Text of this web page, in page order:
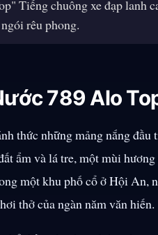
Tiếng chuông xe đạp lanh
rêu phong.
789 Alo
thức những mảng nắng
ẩm và lá tre, một mùi
một khu phố cổ ở Hội An,
thở của ngàn năm văn hiến.